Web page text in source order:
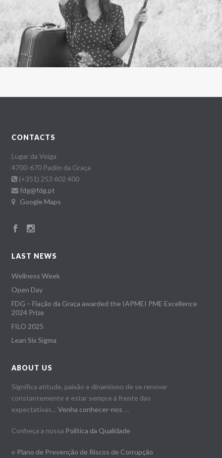
CONTACTS
Lugar da Veiga
4700-670 Padim da Graça
(+351) 253 602 400
fdg@fdg.pt
Google Maps
LAST NEWS
Wellness Week
Open Day
FDG – Fiação da Graça awarded the IAPMEI PME Excellence
2024 Prize
FILO 2025
Lean Six Sigma
ABOUT US
Significa atitude, paixão e dinamismo de se renovar
constantemente e estar sempre à frente das
expectativas… Venha conhecer-nos …
Conheça a nossa Politica da Qualidade
e Plano de Prevenção de Riscos de Corrupção